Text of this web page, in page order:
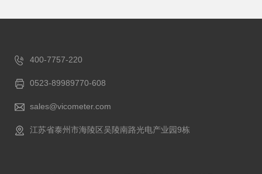
400-7757-220
0523-89989770-608
sales@vicometer.com
江苏省泰州市海陵区吴陵南路光电产业园9栋